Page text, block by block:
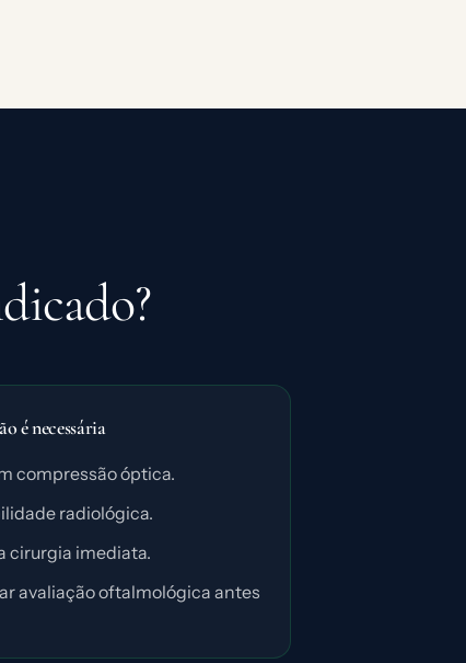
é necessária
compressão óptica.
radiológica.
cirurgia imediata.
avaliação oftalmológica antes